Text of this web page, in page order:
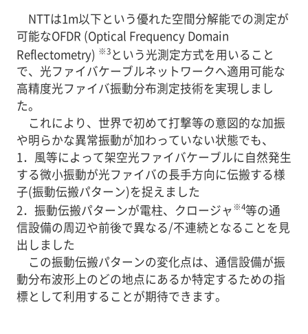
NTTは1m以下という優れた空間分解能での測定が
可能なOFDR (Optical Frequency Domain
Reflectometry) ※3という光測定方式を用いること
で、光ファイバケーブルネットワークへ適用可能な
高精度光ファイバ振動分布測定技術を実現しまし
た。
これにより、世界で初めて打撃等の意図的な加振
や明らかな異常振動が加わっていない状態でも、
1．風等によって架空光ファイバケーブルに自然発生
する微小振動が光ファイバの長手方向に伝搬する様
子(振動伝搬パターン)を捉えました
2．振動伝搬パターンが電柱、クロージャ※4等の通
信設備の周辺や前後で異なる/不連続となることを見
出しました
この振動伝搬パターンの変化点は、通信設備が振
動分布波形上のどの地点にあるか特定するための指
標として利用することが期待できます。